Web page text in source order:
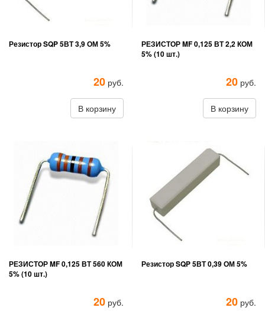
Резистор SQP 5ВТ 3,9 ОМ 5%
20 руб.
В корзину
РЕЗИСТОР MF 0,125 ВТ 2,2 КОМ
5% (10 шт.)
20 руб.
В корзину
РЕЗИСТОР MF 0,125 ВТ 560 КОМ
5% (10 шт.)
20 руб.
Резистор SQP 5ВТ 0,39 ОМ 5%
20 руб.